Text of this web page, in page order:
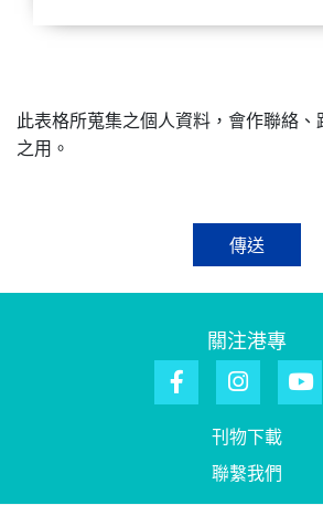
此表格所蒐集之個人資料，會作聯絡
之用。
傳送
關注港專
刊物下載
聯繫我們